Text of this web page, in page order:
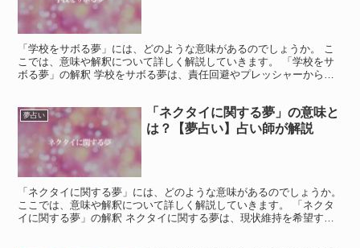
「学校をサボる夢」には、どのような意味があるのでしょうか。 こ
こでは、意味や解釈について詳しく解説していきます。 「学校をサ
ボる夢」の解釈 学校をサボる夢は、責任回避やプレッシャーからの
夢占い
「ネクタイに関する夢」の意味と
は？【夢占い】占い師が解説
「ネクタイに関する夢」には、どのような意味があるのでしょうか。
ここでは、意味や解釈について詳しく解説していきます。 「ネクタ
イに関する夢」の解釈 ネクタイに関する夢は、現状維持を希望する